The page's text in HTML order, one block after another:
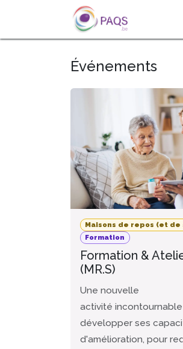
SE RENDRE AU CONTENU
Événements
Maisons de repos (et de
Formation
Formation &
(MR.S)
Une nouvelle
activité
développer ses
d'amélioration, pour